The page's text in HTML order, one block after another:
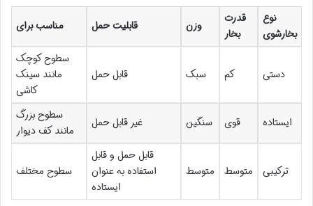
نوع
بخارشوی
قدرت
بخار
وزن قابلیت حمل مناسب برای
دستی کم سبک قابل حمل
سطوح کوچک
مانند سینک
کاشی
ایستاده قوی سنگین غیر قابل حمل
سطوح بزرگ
مانند کف دیوار
ترکیبی متوسط متوسط
قابل حمل و قابل
استفاده به عنوان
ایستاده
سطوح مختلف